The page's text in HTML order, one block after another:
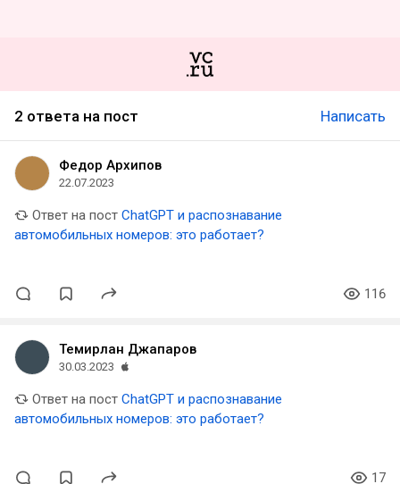
2 ответа на пост Написать
Федор Архипов
22.07.2023
Ответ на пост ChatGPT и распознавание
автомобильных номеров: это работает?
116
Темирлан Джапаров
30.03.2023
Ответ на пост ChatGPT и распознавание
автомобильных номеров: это работает?
17